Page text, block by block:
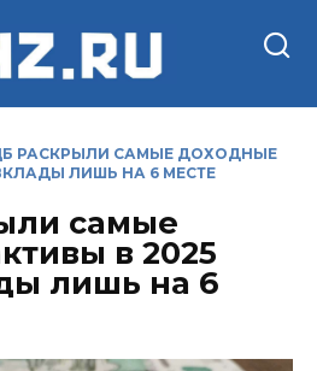
РАСКРЫЛИ САМЫЕ ДОХОДНЫЕ
ЛИШЬ НА 6 МЕСТЕ
самые
в 2025
лишь на 6